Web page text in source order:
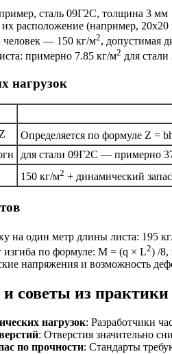
сталь 09Г2С, толщина 3 мм
их расположение (например,
человек — 150 кг/м2, допустимая
примерно 7.85 кг/м2 для
нагрузок
Определяется по формуле Z =
для стали 09Г2С — примерно
150 кг/м2 + динамический
на один метр длины листа: 195
по формуле: M = (q × L2) /8,
напряжения и возможность
советы из практики
нагрузок: Разработчики
: Отверстия значительно
по прочности: Стандарты